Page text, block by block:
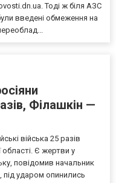
Тоді ж біля АЗС
введені обмеження на
Філашкін —
війська 25 разів
області. Є жертви у
повідомив начальник
ударом опинились